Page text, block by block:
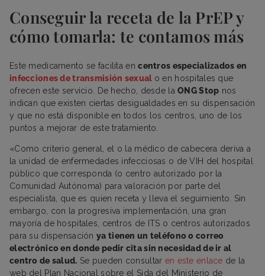
Conseguir la receta de la PrEP y
cómo tomarla: te contamos más
Este medicamento se facilita encentros especializados en
infecciones de transmisión sexual o en hospitales que
ofrecen este servicio. De hecho, desde laONG Stop nos
indican que existen ciertas desigualdades en su dispensación
y que no está disponible en todos los centros, uno de los
puntos a mejorar de este tratamiento.
«Como criterio general, el o la médico de cabecera deriva a
la unidad de enfermedades infecciosas o de VIH del hospital
público que corresponda (o centro autorizado por la
Comunidad Autónoma) para valoración por parte del
especialista, que es quien receta y lleva el seguimiento. Sin
embargo, con la progresiva implementación, una gran
mayoría de hospitales, centros de ITS o centros autorizados
para su dispensaciónya tienen un teléfono o correo
electrónico en donde pedir cita sin necesidad de ir al
centro de salud. Se pueden consultar en este enlace de la
web del Plan Nacional sobre el Sida del Ministerio de